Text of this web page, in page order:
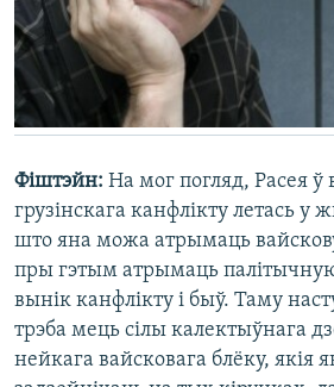
Фіштэйн: На мог погляд, Расея ў
грузінскага канфлікту летась у
што яна можа атрымаць
пры гэтым атрымаць
вынік канфлікту і быў. Таму
трэба мець сілы калектыўнага
нейкага вайсковага блёку, якія